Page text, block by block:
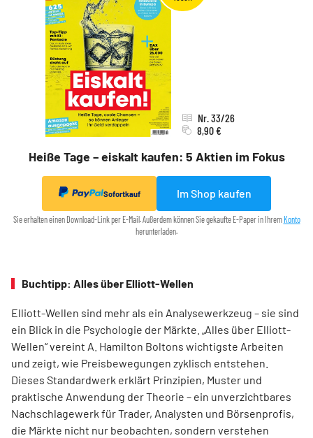
Heiße Tage – eiskalt kaufen: 5 Aktien im Fokus
Nr. 33/26
8,90 €
Sofortkauf Im Shop kaufen
Sie erhalten einen Download-Link per E-Mail. Außerdem können Sie gekaufte E-Paper in Ihrem Konto
herunterladen.
Buchtipp: Alles über Elliott-Wellen
Elliott-Wellen sind mehr als ein Analysewerkzeug – sie sind
ein Blick in die Psychologie der Märkte. „Alles über Elliott-
Wellen“ vereint A. Hamilton Boltons wichtigste Arbeiten
und zeigt, wie Preisbewegungen zyklisch entstehen.
Dieses Standardwerk erklärt Prinzipien, Muster und
praktische Anwendung der Theorie – ein unverzichtbares
Nachschlagewerk für Trader, Analysten und Börsenprofis,
die Märkte nicht nur beobachten, sondern verstehen